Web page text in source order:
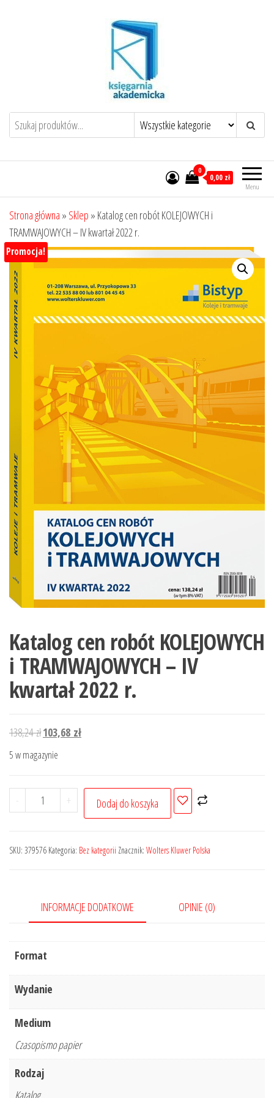
Menu
0
0,00 zł
Strona główna » Sklep » Katalog cen robót KOLEJOWYCH i
TRAMWAJOWYCH – IV kwartał 2022 r.
Promocja!
Katalog cen robót KOLEJOWYCH
i TRAMWAJOWYCH – IV
kwartał 2022 r.
138,24złPierwotna
cena
wynosiła:
103,68 złAktualna
5 w magazynie
-
ilość
Katalog
robót
kwartał
r.
+ Dodaj do koszyka
SKU: 379576 Kategoria: Bez kategorii Znacznik: Wolters Kluwer Polska
INFORMACJE DODATKOWE OPINIE (0)
Format
Wydanie
Medium
Czasopismo papier
Rodzaj